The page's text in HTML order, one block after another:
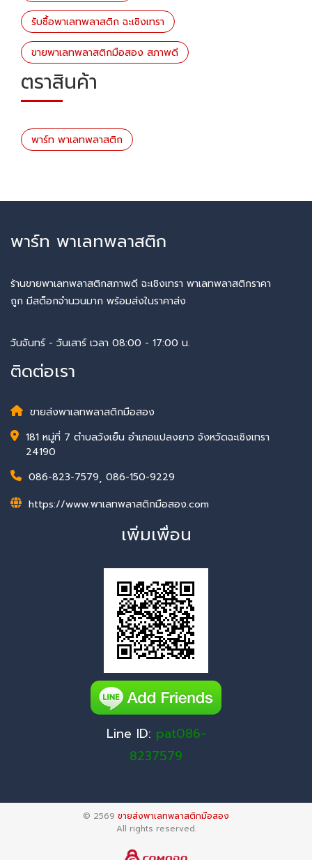
รับซื้อพาเลทพลาสติก ฉะเชิงเทรา
ขายพาเลทพลาสติกมือสอง สภาพดี
ตราสินค้า
พาร์ท พาเลทพลาสติก
พาร์ท พาเลทพลาสติก
ร้านขายพาเลทพลาสติกสภาพดี ฉะเชิงเทรา พาเลทพลาสติกราคา
ถูก มีสต็อกจำนวนมาก พร้อมส่งในราคาส่ง
วันจันทร์ - วันเสาร์ เวลา 08:00 - 17:00 น.
ติดต่อเรา
ขายส่งพาเลทพลาสติกมือสอง
181 หมู่ที่ 7 ตำบลวังเย็น อำเภอแปลงยาว จังหวัดฉะเชิงเทรา
24190
086-823-7579, 086-150-9229
https://www.พาเลทพลาสติกมือสอง.com
เพิ่มเพื่อน
Line ID: pat086-
8237579
© 2569 ขายส่งพาเลทพลาสติกมือสอง
All rights reserved.